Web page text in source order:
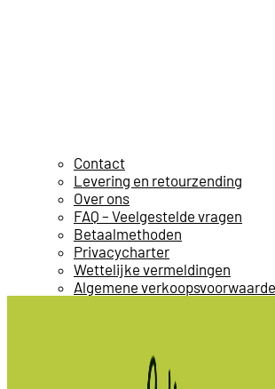
Contact
Levering en retourzending
Over ons
FAQ – Veelgestelde vragen
Betaalmethoden
Privacycharter
Wettelijke vermeldingen
Algemene